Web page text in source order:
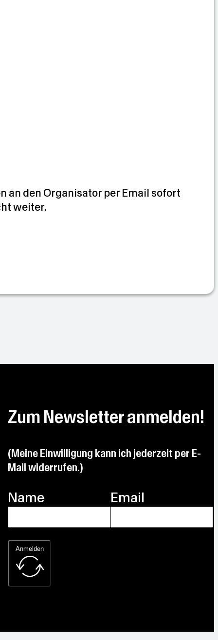
an den Organisator per Email sofort
weiter.
Zum Newsletter anmelden!
(Meine Einwilligung kann ich jederzeit per E-
Mail widerrufen.)
Name Email
Anmelden